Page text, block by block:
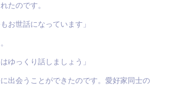
たのです。
お世話になっています」
ゆっくり話しましょう」
出会うことができたのです。愛好家同士の